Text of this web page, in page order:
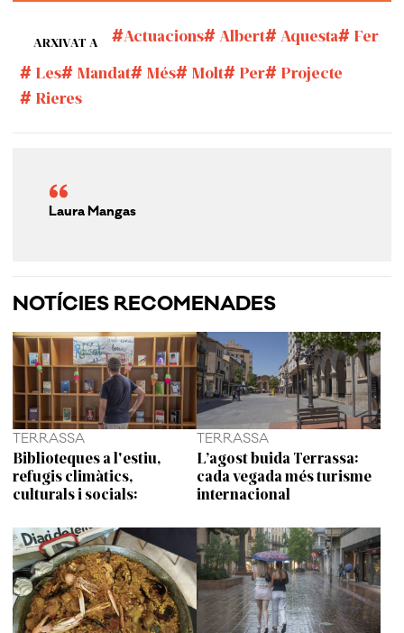
ARXIVAT A Actuacions Albert Aquesta
Fer
Les
Mandat Més Molt Per
Projecte
Rieres
Laura Mangas
NOTÍCIES RECOMENADES
TERRASSA
Biblioteques a l'estiu,
refugis climàtics,
culturals i socials:
TERRASSA
L’agost buida Terrassa:
cada vegada més turisme
internacional